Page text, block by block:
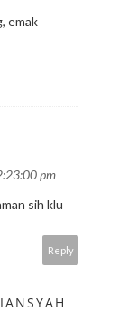
emak
pm
sih klu
Reply